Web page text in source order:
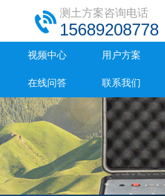
测土方案咨询电话
15689208778
视频中心 用户方案
在线问答 联系我们